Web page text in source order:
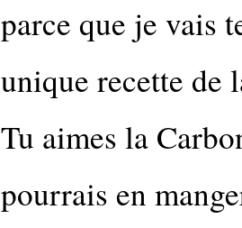
parce que je vais
unique recette de
Tu aimes la
pourrais en